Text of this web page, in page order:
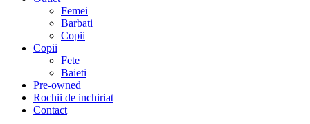
Femei
Barbati
Copii
Copii
Fete
Baieti
Pre-owned
Rochii de inchiriat
Contact